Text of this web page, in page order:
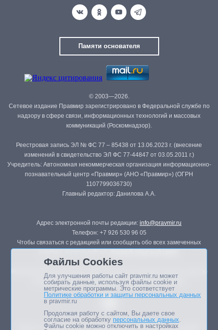
Памяти основателя
© 2003—2026.
Сетевое издание Правмир зарегистрировано в Федеральной службе по
надзору в сфере связи, информационных технологий и массовых
коммуникаций (Роскомнадзор).
Реестровая запись ЭЛ № ФС 77 – 85438 от 13.06.2023 г. (внесение
изменений в свидетельство ЭЛ ФС 77-44847 от 03.05.2011 г.)
Учредитель: Автономная некоммерческая организация информационно-
познавательный центр «Правмир» (АНО «Правмир») (ОГРН
1107799036730)
Главный редактор: Данилова А.А.
Адрес электронной почты редакции: info@pravmir.ru
Телефон: +7 926 530 96 05
Чтобы связаться с редакцией или сообщить обо всех замеченных
Републикация материалов сайта в печатных изданиях (книгах, прессе)
возможна только с письменного разрешения редакции.
Мнение авторов статей портала может не совпадать с позицией
Файлы Cookies
Для улучшения работы сайт pravmir.ru может
собирать данные, используя файлы cookie и
метрические программы. Это соответствует
Политике обработки и защиты персональных данных
в pravmir.ru
Продолжая работу с сайтом, Вы даете свое
согласие на обработку персональных данных.
Файлы cookie можно отключить в настройках